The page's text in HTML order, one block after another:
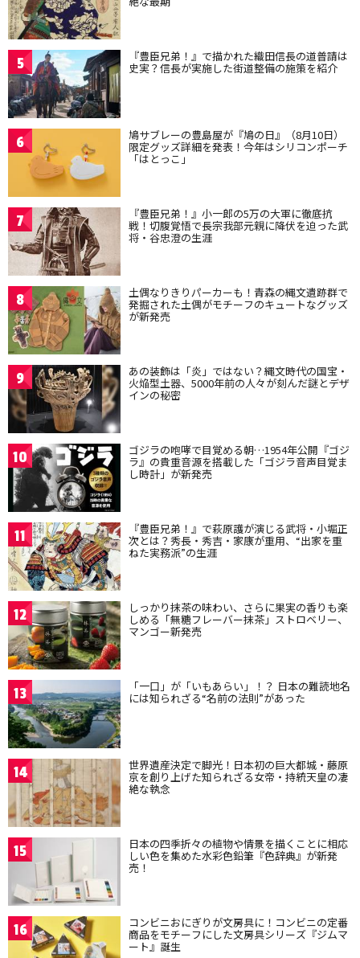
5 『豊臣兄弟！』で描かれた織田信長の道普請は
史実？信長が実施した街道整備の施策を紹介
6 鳩サブレーの豊島屋が『鳩の日』（8月10日）
限定グッズ詳細を発表！今年はシリコンポーチ
「はとっこ」
7 『豊臣兄弟！』小一郎の5万の大軍に徹底抗
戦！切腹覚悟で長宗我部元親に降伏を迫った武
将・谷忠澄の生涯
8 土偶なりきりパーカーも！青森の縄文遺跡群で
発掘された土偶がモチーフのキュートなグッズ
が新発売
9 あの装飾は「炎」ではない？縄文時代の国宝・
火焔型土器、5000年前の人々が刻んだ謎とデザ
インの秘密
10 ゴジラの咆哮で目覚める朝…1954年公開『ゴジ
ラ』の貴重音源を搭載した「ゴジラ音声目覚ま
し時計」が新発売
11 『豊臣兄弟！』で萩原護が演じる武将・小堀正
次とは？秀長・秀吉・家康が重用、“出家を重
ねた実務派”の生涯
12 しっかり抹茶の味わい、さらに果実の香りも楽
しめる「無糖フレーバー抹茶」ストロベリー、
マンゴー新発売
13 「一口」が「いもあらい」！？ 日本の難読地名
には知られざる“名前の法則”があった
14 世界遺産決定で脚光！日本初の巨大都城・藤原
京を創り上げた知られざる女帝・持統天皇の凄
絶な執念
15 日本の四季折々の植物や情景を描くことに相応
しい色を集めた水彩色鉛筆『色辞典』が新発
売！
16 コンビニおにぎりが文房具に！コンビニの定番
商品をモチーフにした文房具シリーズ『ジムマ
ート』誕生